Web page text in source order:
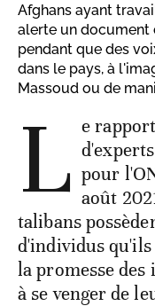
Afghans ayant
alerte un document
pendant que des
dans le pays, à
Massoud ou de
L e
pour
août
talibans
d'individus
la promesse des
à se venger de